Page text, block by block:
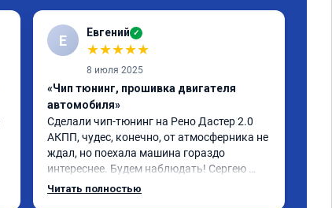
Е Евгений ✓
★★★★★
8 июля 2025
«Чип тюнинг, прошивка двигателя
автомобиля»
Сделали чип-тюнинг на Рено Дастер 2.0
АКПП, чудес, конечно, от атмосферника не
ждал, но поехала машина гораздо
интереснее. Будем наблюдать! Сергею
отдельное спасибо за профессионально
Читать полностью